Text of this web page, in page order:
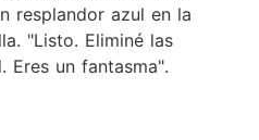
resplandor azul en la
"Listo. Eliminé las
Eres un fantasma".